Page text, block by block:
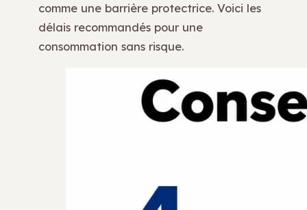
comme une barrière protectrice. Voici les
délais recommandés pour une
consommation sans risque.